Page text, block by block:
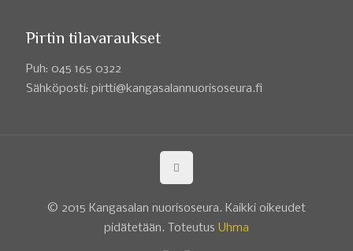
Pirtin tilavaraukset
Puh: 045 165 0322
Sähköposti: pirtti@kangasalannuorisoseura.fi
© 2015 Kangasalan nuorisoseura. Kaikki oikeudet
pidätetään. Toteutus Uhma